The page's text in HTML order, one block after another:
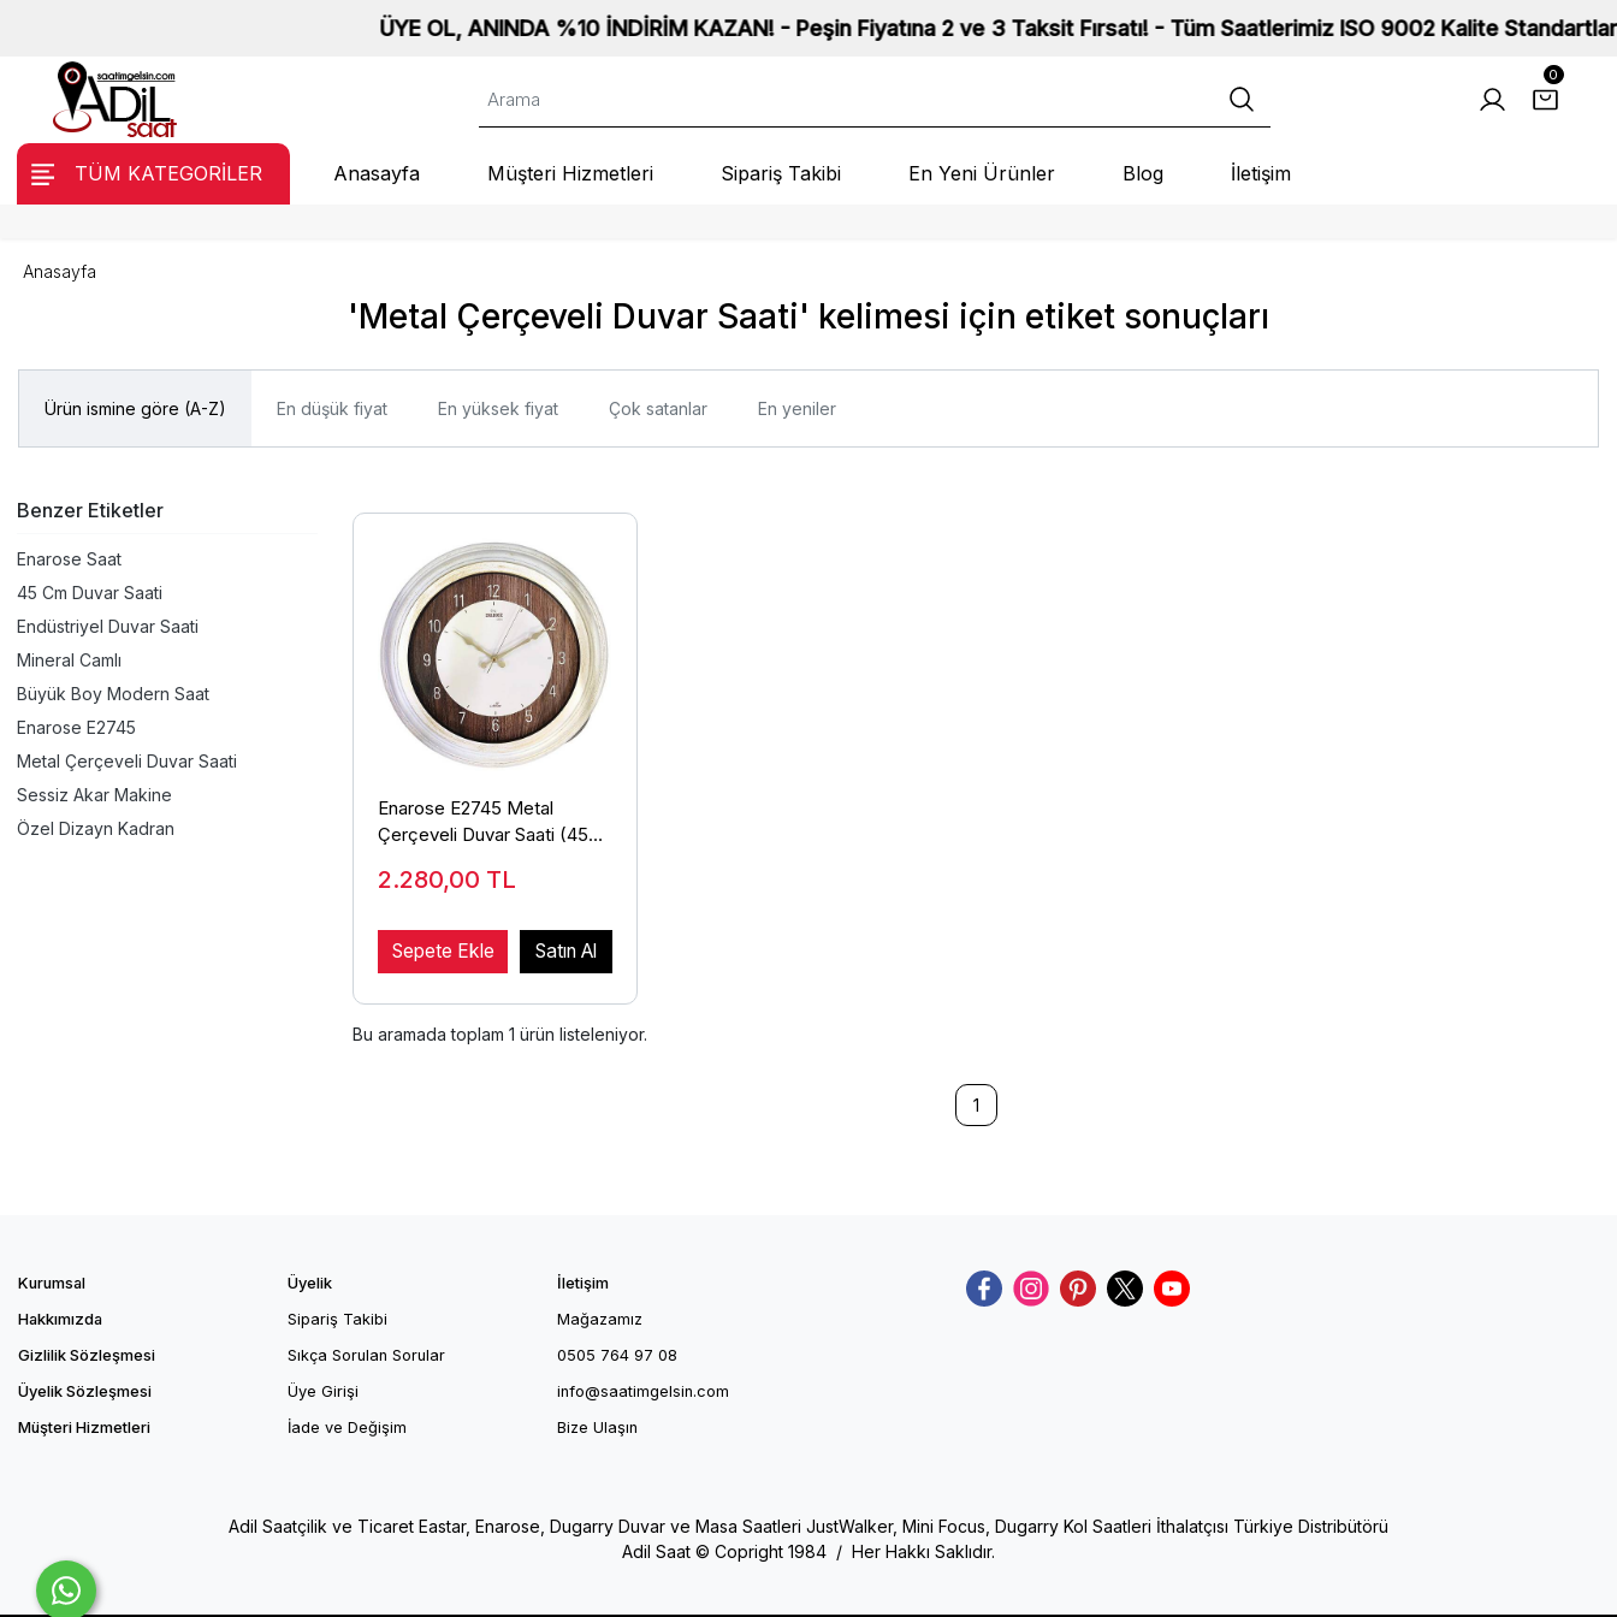
ÜYE OL, ANINDA %10 İNDİRİM KAZAN! - Peşin Fiyatına 2 ve 3 Taksit Fırsatı! - Tüm Saatlerimiz ISO 9002 Kalite Standartlarına
0
TÜM KATEGORİLER Anasayfa Müşteri Hizmetleri Sipariş Takibi En Yeni Ürünler Blog İletişim
'Metal Çerçeveli Duvar Saati' kelimesi için etiket sonuçları
Anasayfa
Ürün ismine göre (A-Z) En düşük fiyat En yüksek fiyat Çok satanlar En yeniler
Benzer Etiketler
Enarose Saat
45 Cm Duvar Saati
Endüstriyel Duvar Saati
Mineral Camlı
Büyük Boy Modern Saat
Enarose E2745
Metal Çerçeveli Duvar Saati
Sessiz Akar Makine
Özel Dizayn Kadran
Enarose E2745 Metal
Çerçeveli Duvar Saati (45
2.280,00 TL
Sepete Ekle Satın Al
Bu aramada toplam 1 ürün listeleniyor.
1
Kurumsal
Hakkımızda
Gizlilik Sözleşmesi
Üyelik Sözleşmesi
Müşteri Hizmetleri
Üyelik
Sipariş Takibi
Sıkça Sorulan Sorular
Üye Girişi
İade ve Değişim
İletişim
Mağazamız
0505 764 97 08
info@saatimgelsin.com
Bize Ulaşın
Adil Saatçilik ve Ticaret Eastar, Enarose, Dugarry Duvar ve Masa Saatleri JustWalker, Mini Focus, Dugarry Kol Saatleri İthalatçısı Türkiye Distribütörü
Adil Saat © Copright 1984 / Her Hakkı Saklıdır.